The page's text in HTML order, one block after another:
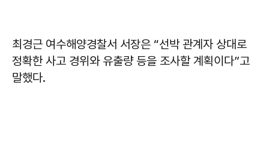
최경근 여수해양경찰서 서장은 “선박 관계자 상대로
정확한 사고 경위와 유출량 등을 조사할 계획이다”고
말했다.